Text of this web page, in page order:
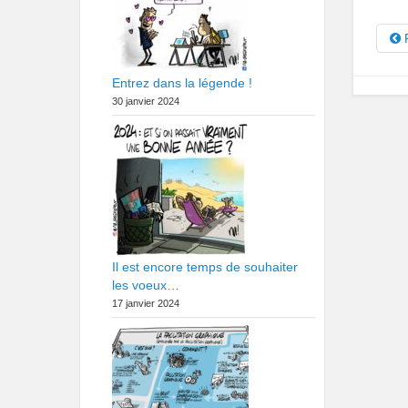
Entrez dans la légende !
30 janvier 2024
Il est encore temps de souhaiter
les voeux…
17 janvier 2024